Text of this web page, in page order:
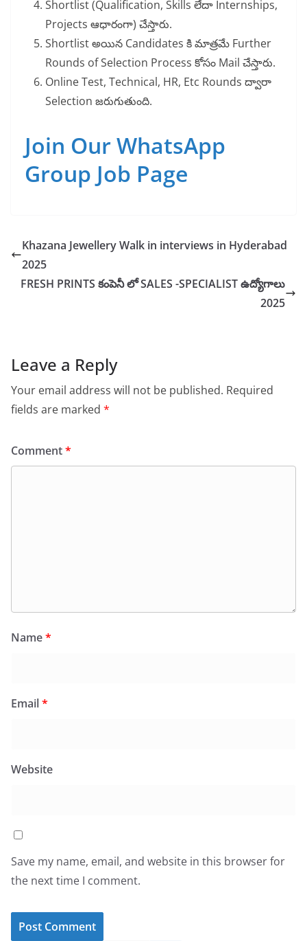
Shortlist (Qualification, Skills లేదా Internships,
Projects ఆధారంగా) చేస్తారు.
Shortlist అయిన Candidates కి మాత్రమే Further
Rounds of Selection Process కోసం Mail చేస్తారు.
Online Test, Technical, HR, Etc Rounds ద్వారా
Selection జరుగుతుంది.
Join Our WhatsApp
Group Job Page
Khazana Jewellery Walk in interviews in Hyderabad
2025
FRESH PRINTS కంపెనీ లో SALES -SPECIALIST ఉద్యోగాలు
2025
Leave a Reply
Your email address will not be published. Required
fields are marked *
Comment*
Name*
Email*
Website
Save my name, email, and website in this browser for
the next time I comment.